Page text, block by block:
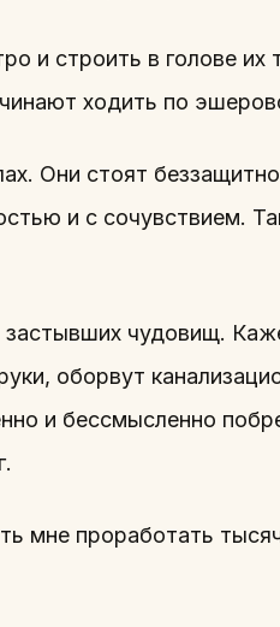
и строить в голове их
ходить по
Они стоят
и с сочувствием.
чудовищ.
оборвут
и бессмысленно
мне проработать